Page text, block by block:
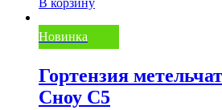
Новинка
Гортензия
Сноу С5